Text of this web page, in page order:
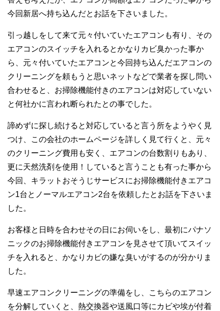
今回新居へ持ち込んだとお話を下さいました。
引っ越しをして来て元々付いていたエアコンも有り、その
エアコンのスイッチを入れるとかなりカビ臭かった事か
ら、元々付いていたエアコンと今回持ち込んだエアコンの
クリーニングを頼もうと思いネットなどで業者を探し問い
合わせると、お掃除機能付きのエアコンは対応していない
と何社かに言われ断られたとの事でした。
諦めずに探し続けると対応していると言う所をようやく見
つけ、この会社のホームページを詳しく見て行くと、元々
のクリーニング費用も安く、エアコンの台数割りもあり、
更に天然洗剤を使用！していると言うことも有った事から
今回、キラットおそうじサービスにお掃除機能付きエアコ
ン1台とノーマルエアコン2台を依頼したとお話を下さいま
した。
お客様と日時を合わせその日にお伺いをし、最初にパナソ
ニックのお掃除機能付きエアコンを見させて頂いてスイッ
チを入れると、かなりカビの嫌な臭いがするのが分かりま
した。
早速エアコンクリーニングの準備をし、こちらのエアコン
を分解していくと、熱交換器や送風口等にカビや埃が付着